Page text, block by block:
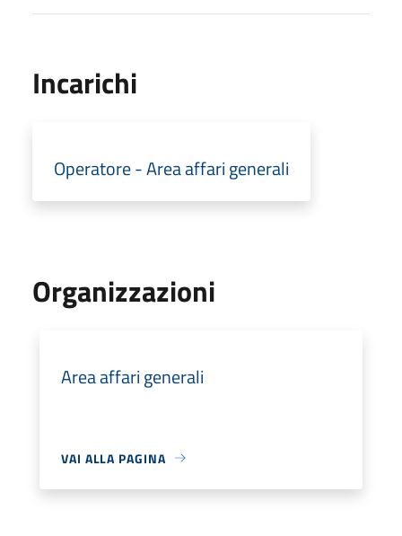
Incarichi
Operatore - Area affari generali
Organizzazioni
Area affari generali
VAI ALLA PAGINA